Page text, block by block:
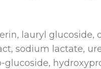
lauryl
sodium lactate,
glucoside,